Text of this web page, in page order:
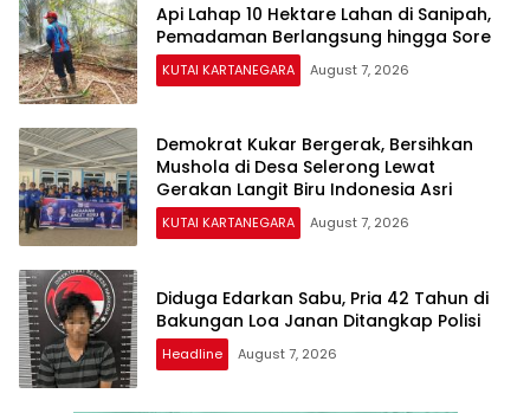
Api Lahap 10 Hektare Lahan di Sanipah,
Pemadaman Berlangsung hingga Sore
KUTAI KARTANEGARA August 7, 2026
Demokrat Kukar Bergerak, Bersihkan
Mushola di Desa Selerong Lewat
Gerakan Langit Biru Indonesia Asri
KUTAI KARTANEGARA August 7, 2026
Diduga Edarkan Sabu, Pria 42 Tahun di
Bakungan Loa Janan Ditangkap Polisi
Headline August 7, 2026